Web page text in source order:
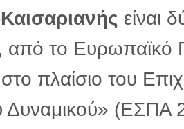
είναι
το Ευρωπαϊκό
πλαίσιο του
Δυναμικού» (ΕΣΠΑ